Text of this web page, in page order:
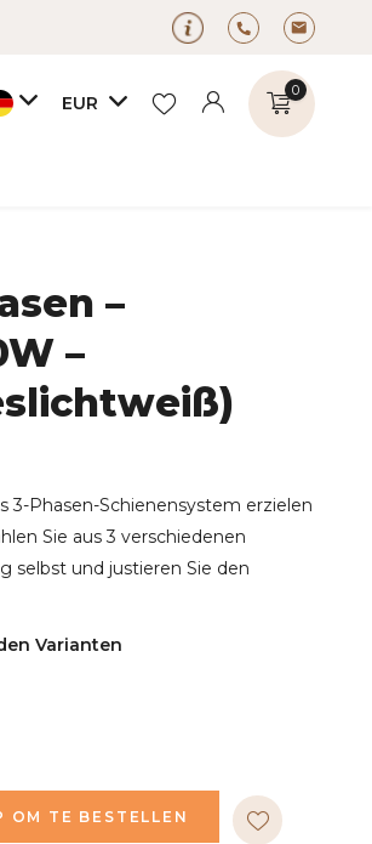
EUR
Benutzerkonto
anlegen
0
–
–
3-Phasen-Schienensystem erzielen
Sie aus 3 verschiedenen
selbst und justieren Sie den
Varianten
OM TE BESTELLEN